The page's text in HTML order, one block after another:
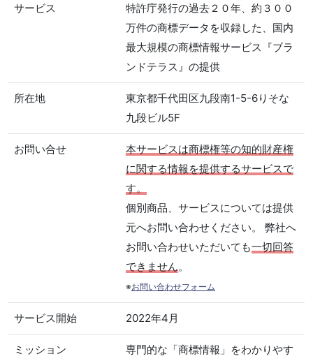
サービス
特許庁発行の過去２０年、約３００
万件の商標データを収録した、国内
最大規模の商標情報サービス『ブラ
ンドテラス』の提供
所在地
東京都千代田区九段南1-5-6りそな
九段ビル5F
お問い合せ
本サービスは商標権等の知的財産権
に関する情報を提供するサービスで
す。
個別商品、サービスについては提供
元へお問い合わせください。 弊社へ
お問い合わせいただいても一切回答
できません。
※お問い合わせフォーム
サービス開始 2022年4月
ミッション
専門的な「商標情報」をわかりやす